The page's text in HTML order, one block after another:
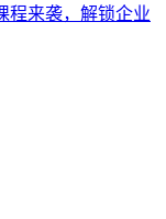
程来袭，解锁企业